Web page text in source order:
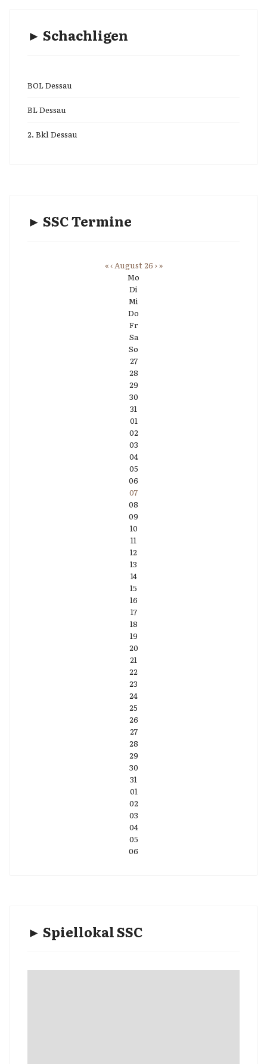
► Schachligen
BOL Dessau
BL Dessau
2. Bkl Dessau
► SSC Termine
«‹August 26 ›»
Mo
Di
Mi
Do
Fr
Sa
So
27
28
29
30
31
01
02
03
04
05
06
07
08
09
10
11
12
13
14
15
16
17
18
19
20
21
22
23
24
25
26
27
28
29
30
31
01
02
03
04
05
06
► Spiellokal SSC